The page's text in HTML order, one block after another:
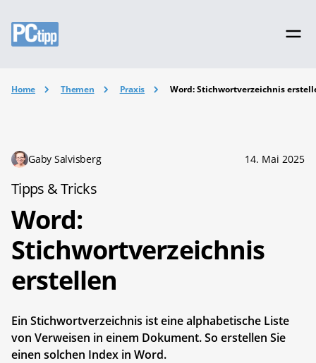
Home Themen Praxis Word: Stichwortverzeichnis
Gaby Salvisberg 14. Mai 2025
Tipps & Tricks
Word:
Stichwortverzeichnis
erstellen
Ein Stichwortverzeichnis ist eine alphabetische Liste
von Verweisen in einem Dokument. So erstellen Sie
einen solchen Index in Word.